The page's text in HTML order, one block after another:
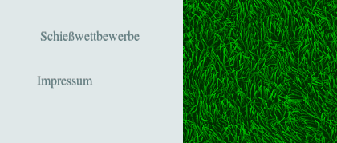
Schießwettbewerbe
Impressum